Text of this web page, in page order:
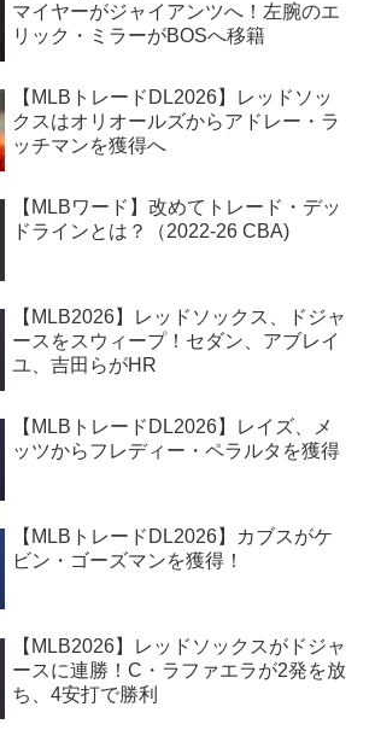
マイヤーがジャイアンツへ！左腕のエ
リック・ミラーがBOSへ移籍
【MLBトレードDL2026】レッドソッ
クスはオリオールズからアドレー・ラ
ッチマンを獲得へ
【MLBワード】改めてトレード・デッ
ドラインとは？（2022-26 CBA)
【MLB2026】レッドソックス、ドジャ
ースをスウィープ！セダン、アブレイ
ユ、吉田らがHR
【MLBトレードDL2026】レイズ、メ
ッツからフレディー・ペラルタを獲得
【MLBトレードDL2026】カブスがケ
ビン・ゴーズマンを獲得！
【MLB2026】レッドソックスがドジャ
ースに連勝！C・ラファエラが2発を放
ち、4安打で勝利